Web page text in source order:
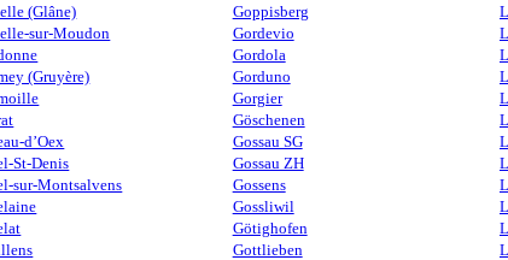
(Glâne)
sur-Moudon
(Gruyère)
d’Oex
St-Denis
sur-Montsalvens
Goppisberg
Gordevio
Gordola
Gorduno
Gorgier
Göschenen
Gossau SG
Gossau ZH
Gossens
Gossliwil
Götighofen
Gottlieben